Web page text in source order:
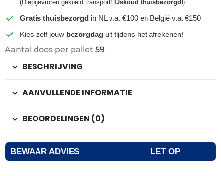
(Diepgevroren gekoeld transport! IJskoud thuisbezorgd!)
Gratis thuisbezorgd in NL v.a. €100 en België v.a. €150
Kies zelf jouw bezorgdag uit tijdens het afrekenen!
Aantal doos per pallet 59
BESCHRIJVING
AANVULLENDE INFORMATIE
BEOORDELINGEN (0)
BEWAAR ADVIES LET OP